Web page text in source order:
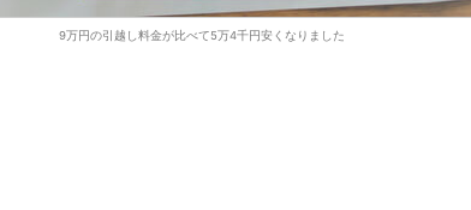
9万円の引越し料金が比べて5万4千円安くなりました